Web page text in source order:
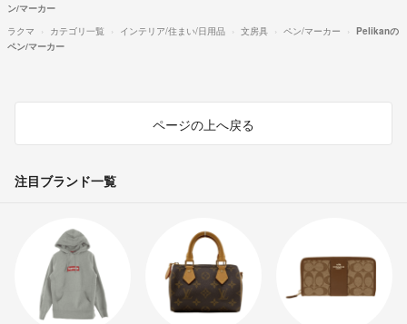
ン/マーカー
ラクマ
カテゴリ一覧 インテリア/住まい/日用品 文房具 ペン/マーカー
Pelikanの
ペン/マーカー
ページの上へ戻る
注目ブランド一覧